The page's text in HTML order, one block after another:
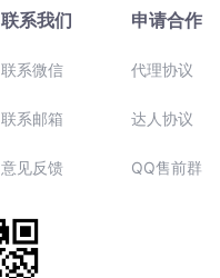
联系我们
联系微信
联系邮箱
意见反馈
申请合作
代理协议
达人协议
QQ售前群